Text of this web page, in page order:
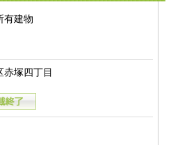
有建物
赤塚四丁目